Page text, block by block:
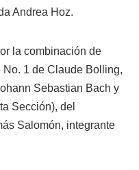
Andrea Hoz.
la combinación de
1 de Claude Bolling,
Sebastian Bach y
Sección), del
Salomón, integrante